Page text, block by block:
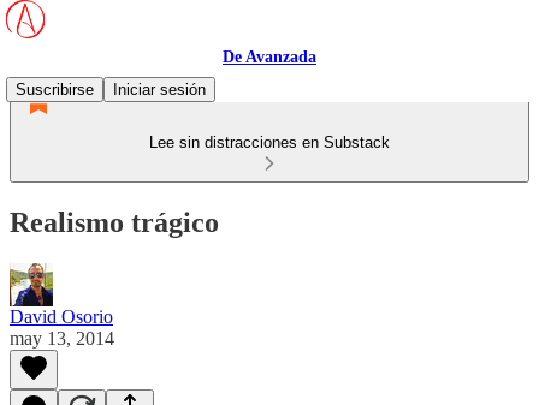
De Avanzada
Suscribirse
Iniciar sesión
Lee sin distracciones en Substack
Realismo trágico
David Osorio
may 13, 2014